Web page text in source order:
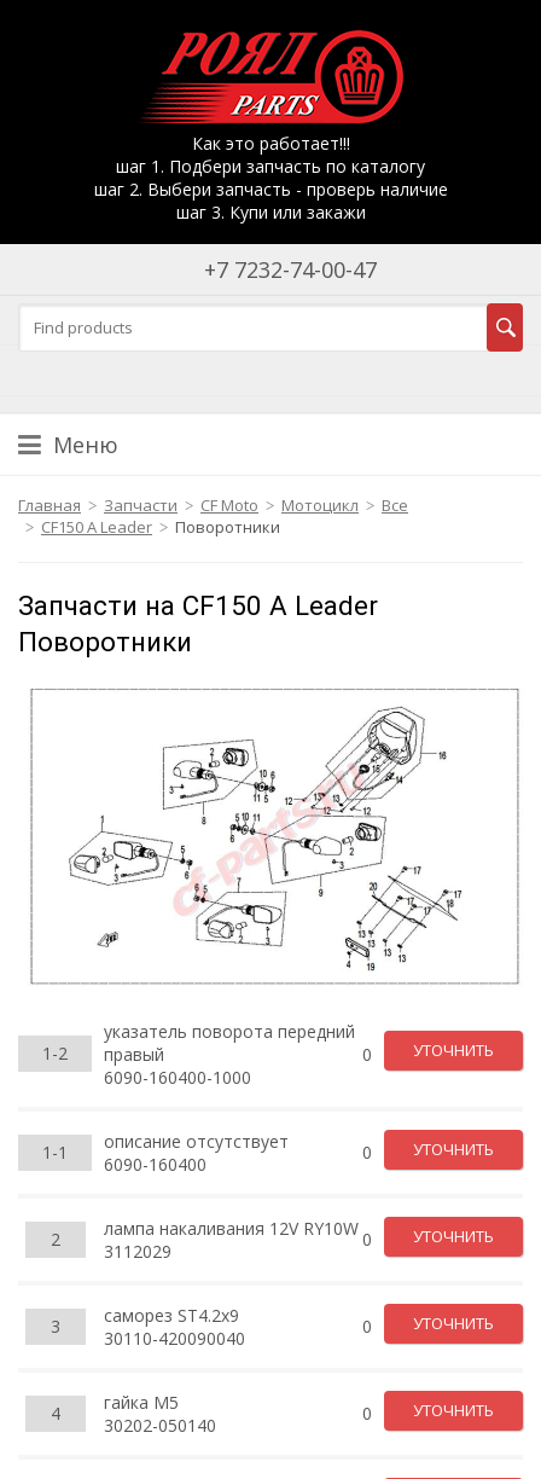
Как это работает!!!
шаг 1. Подбери запчасть по каталогу
шаг 2. Выбери запчасть - проверь наличие
шаг 3. Купи или закажи
+7 7232-74-00-47
Меню
Главная Запчасти CF Moto Мотоцикл
Все
CF150 A Leader
Поворотники
Запчасти на CF150 A Leader
Поворотники
1-2
указатель поворота передний
правый
6090-160400-1000
0 УТОЧНИТЬ
1-1
описание отсутствует
6090-160400
0 УТОЧНИТЬ
2
лампа накаливания 12V RY10W
3112029
0 УТОЧНИТЬ
3
саморез ST4.2x9
30110-420090040
0 УТОЧНИТЬ
4
гайка М5
30202-050140
0 УТОЧНИТЬ